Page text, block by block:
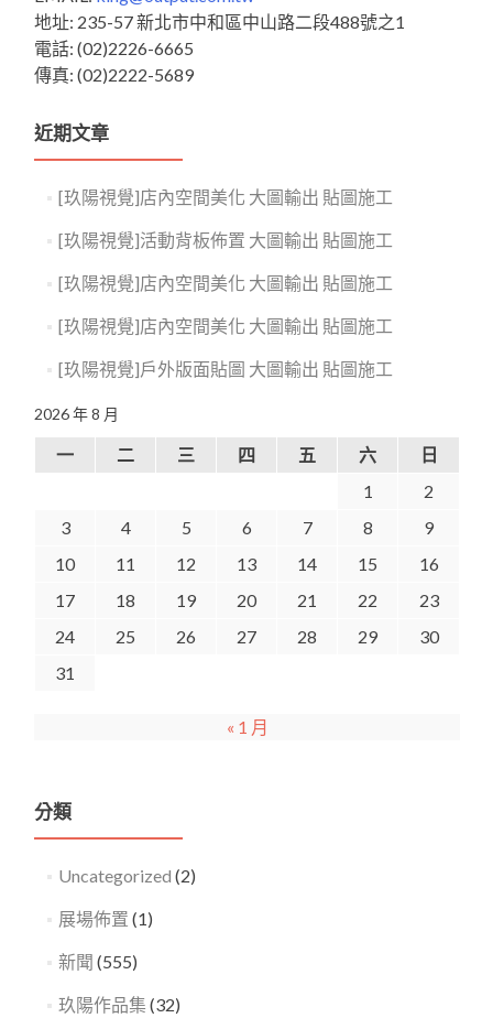
地址: 235-57 新北市中和區中山路二段488號之1
電話: (02)2226-6665
傳真: (02)2222-5689
近期文章
[玖陽視覺]店內空間美化 大圖輸出 貼圖施工
[玖陽視覺]活動背板佈置 大圖輸出 貼圖施工
[玖陽視覺]店內空間美化 大圖輸出 貼圖施工
[玖陽視覺]店內空間美化 大圖輸出 貼圖施工
[玖陽視覺]戶外版面貼圖 大圖輸出 貼圖施工
2026 年 8 月
一 二 三 四 五 六
日
1
2
3
4 5 6 7 8
9
10
11 12 13 14 15
16
17
18 19 20 21 22
23
24
25 26 27 28 29
30
31
« 1 月
分類
Uncategorized (2)
展場佈置 (1)
新聞 (555)
玖陽作品集 (32)